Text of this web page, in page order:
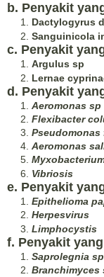
b. Penyakit
Dactylogyrus
Sanguinicola
c. Penyakit
Argulus sp
Lernae
d. Penyakit
Aeromonas sp
Flexibacter
Aeromonas
Vibriosis
e. Penyakit
Epithelioma
Herpesvirus
Limphocystis
f. Penyakit
Saprolegnia sp
Branchimyces